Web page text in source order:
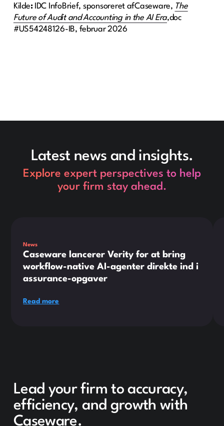
Kilde:IDC InfoBrief, sponsoreret afCaseware, The
Future of Audit and Accounting in the AI Era,doc
#US54248126-IB, februar 2026
Latest news and insights.
Explore expert perspectives to help
your firm stay ahead.
News
Caseware lancerer Verity for at bring
workflow-native AI-agenter direkte ind i
assurance-opgaver
Read more
Lead your firm to accuracy,
efficiency, and growth with
Caseware.